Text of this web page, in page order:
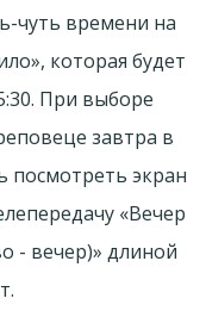
чуть времени на
которая будет
При выборе
завтра в
посмотреть экран
«Вечер
- вечер)» длиной